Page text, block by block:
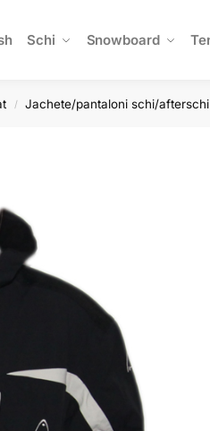
Schi Snowboard
/ Jachete/pantaloni schi/afterschi